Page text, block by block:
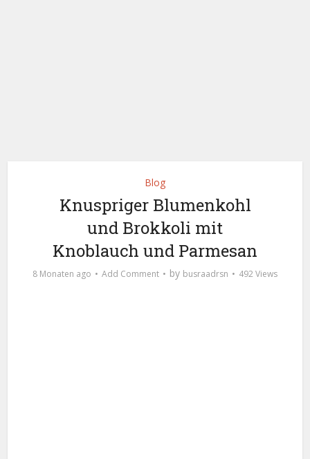
Blog
Knuspriger Blumenkohl
und Brokkoli mit
Knoblauch und Parmesan
8 Monaten ago Add Comment by busraadrsn 492 Views